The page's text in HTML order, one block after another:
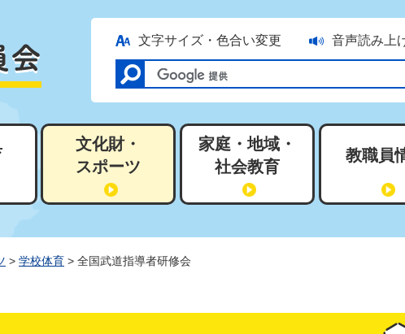
文字サイズ・色合い変更 音声読み上
文化財・
スポーツ
家庭・地域・
社会教育
教職員
> 学校体育 > 全国武道指導者研修会